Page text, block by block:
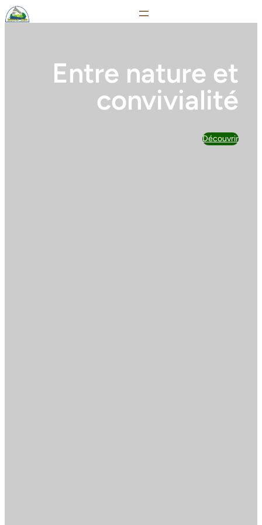
Entre nature et
convivialité
Découvrir